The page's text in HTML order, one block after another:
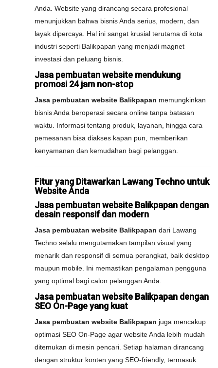
Anda. Website yang dirancang secara profesional
menunjukkan bahwa bisnis Anda serius, modern, dan
layak dipercaya. Hal ini sangat krusial terutama di kota
industri seperti Balikpapan yang menjadi magnet
investasi dan peluang bisnis.
Jasa pembuatan website mendukung
promosi 24 jam non-stop
Jasa pembuatan website Balikpapan memungkinkan
bisnis Anda beroperasi secara online tanpa batasan
waktu. Informasi tentang produk, layanan, hingga cara
pemesanan bisa diakses kapan pun, memberikan
kenyamanan dan kemudahan bagi pelanggan.
Fitur yang Ditawarkan Lawang Techno untuk
Website Anda
Jasa pembuatan website Balikpapan dengan
desain responsif dan modern
Jasa pembuatan website Balikpapan dari Lawang
Techno selalu mengutamakan tampilan visual yang
menarik dan responsif di semua perangkat, baik desktop
maupun mobile. Ini memastikan pengalaman pengguna
yang optimal bagi calon pelanggan Anda.
Jasa pembuatan website Balikpapan dengan
SEO On-Page yang kuat
Jasa pembuatan website Balikpapan juga mencakup
optimasi SEO On-Page agar website Anda lebih mudah
ditemukan di mesin pencari. Setiap halaman dirancang
dengan struktur konten yang SEO-friendly, termasuk